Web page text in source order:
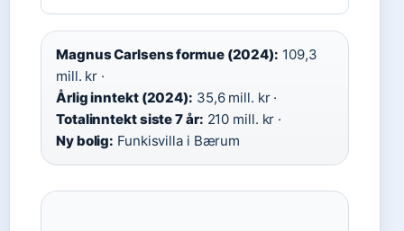
Magnus Carlsens formue (2024): 109,3
mill. kr ·
Årlig inntekt (2024): 35,6 mill. kr ·
Totalinntekt siste 7 år: 210 mill. kr ·
Ny bolig: Funkisvilla i Bærum